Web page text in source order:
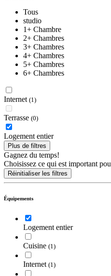
Tous
studio
1+ Chambre
2+ Chambres
3+ Chambres
4+ Chambres
5+ Chambres
6+ Chambres
Internet (1)
Terrasse (0)
Logement entier
Plus de filtres
Gagnez du temps!
Choisissez ce qui est important
Réinitialiser les filtres
Équipements
Logement entier
Cuisine (1)
Internet (1)